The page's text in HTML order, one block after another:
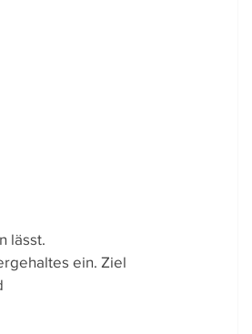
lässt.
ein. Ziel